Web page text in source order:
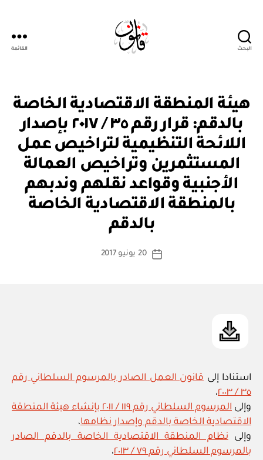
البحث القائمة
التصنيفاتقهيئة المنطقة الاقتصادية الخاصة
بالدقم: قرار رقم ٣٥ / ٢٠١٧ بإصدار
اللائحة التنظيمية لتراخيص عمل
المستثمرين وتراخيص العمالة
الأجنبية وقواعد نقلهم وندبهم
بالمنطقة الاقتصادية الخاصة
بالدقم
كاتب
بو
س
ة
تاريخ
20 يونيو 2017
استنادا إلى قانون العمل الصادر بالمرسوم السلطاني رقم
٣٥ / ٢٠٠٣
،
وإلى
المرسوم السلطاني رقم ١١٩ / ٢٠١١ بإنشاء هيئة المنطقة
الاقتصادية الخاصة بالدقم وإصدار نظامها،
وإلى نظام المنطقة الاقتصادية الخاصة بالدقم الصادر
بالمرسوم السلطاني رقم ٧٩ / ٢٠١٣
،